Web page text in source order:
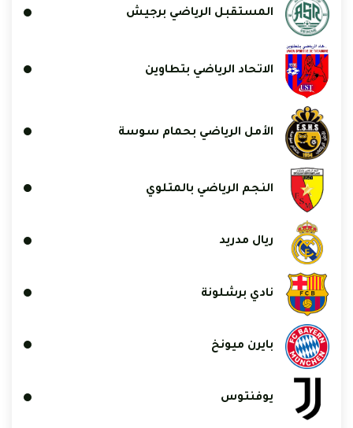
المستقبل الرياضي برجيش
الاتحاد الرياضي بتطاوين
الأمل الرياضي بحمام سوسة
النجم الرياضي بالمتلوي
ريال مدريد
نادي برشلونة
بايرن ميونخ
يوفنتوس